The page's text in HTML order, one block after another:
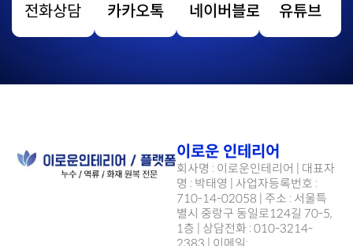
전화상담 카카오톡 네이버블로그 유튜브
이로운 인테리어
회사명 : 이로운인테리어 | 대표자
명 : 박태영 | 사업자등록번호 :
710-14-02058 | 주소 : 서울특
별시 중랑구 동일로124길 70-5,
1층 | 상담전화 : 010-3214-
2383 | 이메일: